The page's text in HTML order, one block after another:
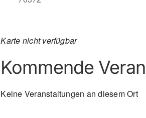
Karte nicht verfügbar
Kommende
Keine Veranstaltungen an diesem Ort